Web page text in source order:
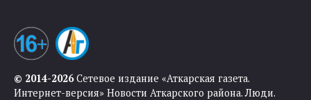
© 2014-2026Сетевое издание «Аткарская газета.
Интернет-версия» Новости Аткарского района. Люди.